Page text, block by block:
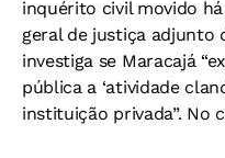
inquérito civil movido
geral de justiça adjunto
investiga se Maracajá
pública a ‘atividade
instituição privada”. No